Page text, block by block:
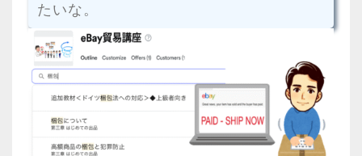
たいな。